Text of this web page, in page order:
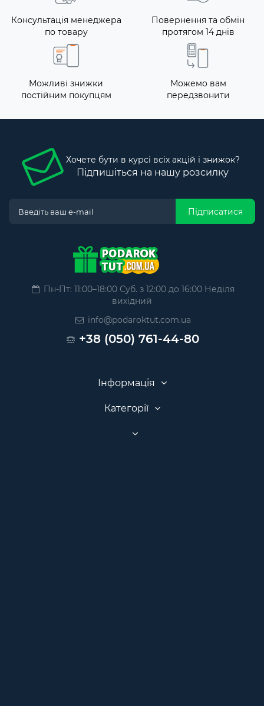
Консультація менеджера
по товару
Повернення та обмін
протягом 14 днів
Можливі знижки
постійним покупцям
Можемо вам
передзвонити
Хочете бути в курсі всіх акцій і знижок?
Підпишіться на нашу розсилку
Підписатися
Пн-Пт: 11:00–18:00 Суб. з 12:00 до 16:00 Неділя
вихідний
info@podaroktut.com.ua
+38 (050) 761-44-80
Інформація
Категорії